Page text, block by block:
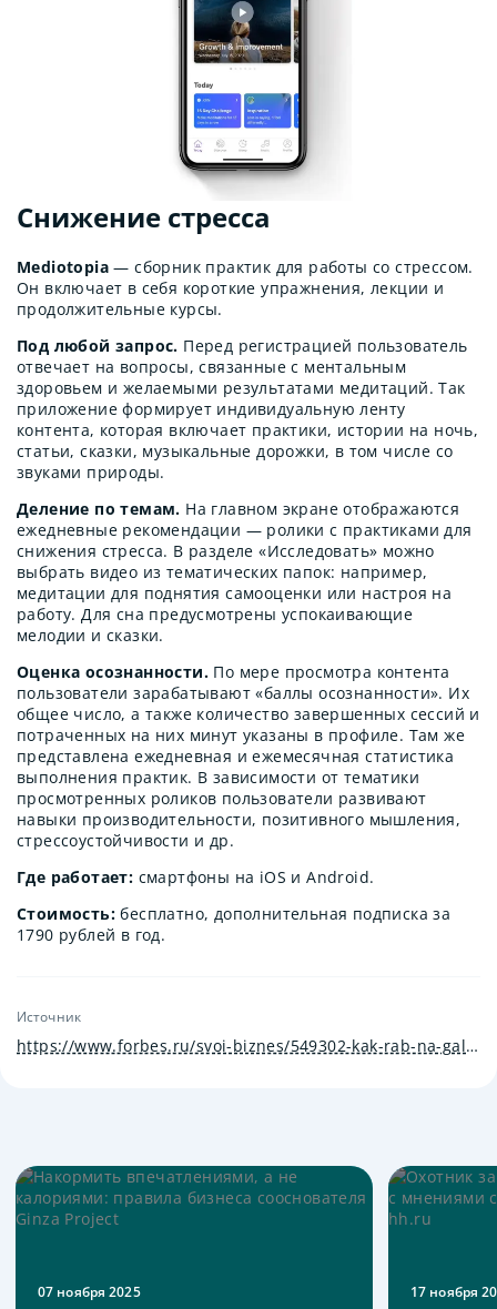
Снижение стресса
Mediotopia — сборник практик для работы со стрессом.
Он включает в себя короткие упражнения, лекции и
продолжительные курсы.
Под любой запрос. Перед регистрацией пользователь
отвечает на вопросы, связанные с ментальным
здоровьем и желаемыми результатами медитаций. Так
приложение формирует индивидуальную ленту
контента, которая включает практики, истории на ночь,
статьи, сказки, музыкальные дорожки, в том числе со
звуками природы.
Деление по темам. На главном экране отображаются
ежедневные рекомендации — ролики с практиками для
снижения стресса. В разделе «Исследовать» можно
выбрать видео из тематических папок: например,
медитации для поднятия самооценки или настроя на
работу. Для сна предусмотрены успокаивающие
мелодии и сказки.
Оценка осознанности. По мере просмотра контента
пользователи зарабатывают «баллы осознанности». Их
общее число, а также количество завершенных сессий и
потраченных на них минут указаны в профиле. Там же
представлена ежедневная и ежемесячная статистика
выполнения практик. В зависимости от тематики
просмотренных роликов пользователи развивают
навыки производительности, позитивного мышления,
стрессоустойчивости и др.
Где работает: смартфоны на iOS и Android.
Стоимость: бесплатно, дополнительная подписка за
1790 рублей в год.
Источник
https://www.forbes.ru/svoi-biznes/549302-kak-rab-na-galerah-pat-prilozenij-dla-produktivnosti?image=533679
07 ноября 2025 17 ноября